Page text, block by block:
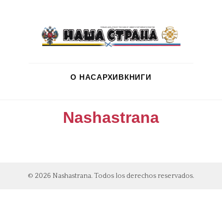
О НАСАРХИВКНИГИ
Nashastrana
© 2026 Nashastrana. Todos los derechos reservados.